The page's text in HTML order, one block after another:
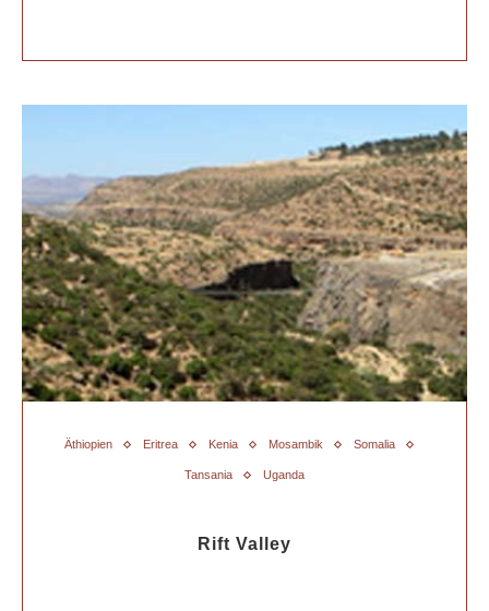
Äthiopien Eritrea Kenia Mosambik Somalia
Tansania Uganda
Rift Valley